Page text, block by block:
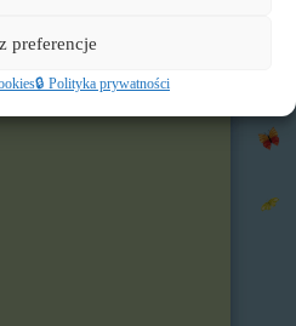
preferencje
🔒 Polityka prywatności